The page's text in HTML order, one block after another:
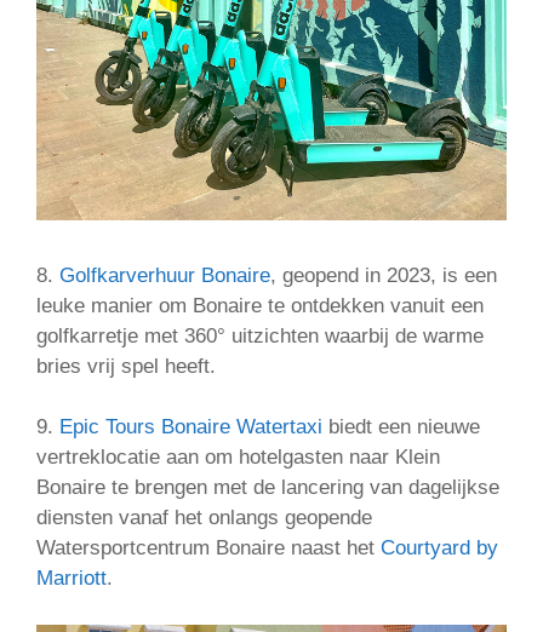
8. Golfkarverhuur Bonaire, geopend in 2023, is een
leuke manier om Bonaire te ontdekken vanuit een
golfkarretje met 360° uitzichten waarbij de warme
bries vrij spel heeft.
9. Epic Tours Bonaire Watertaxi biedt een nieuwe
vertreklocatie aan om hotelgasten naar Klein
Bonaire te brengen met de lancering van dagelijkse
diensten vanaf het onlangs geopende
Watersportcentrum Bonaire naast het Courtyard by
Marriott.